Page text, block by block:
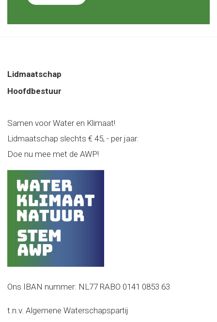
Lidmaatschap
Hoofdbestuur
Samen voor Water en Klimaat!
Lidmaatschap slechts € 45, - per jaar.
Doe nu mee met de AWP!
Ons IBAN nummer: NL77 RABO 0141 0853 63
t.n.v. Algemene Waterschapspartij